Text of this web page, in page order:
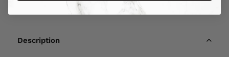
Description